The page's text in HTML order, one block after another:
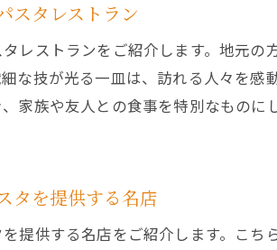
絶品パスタ
川口市でパ
パスタ通が
川口市のシ
スタレストラン
レストランをご紹介します。地元
な技が光る一皿は、訪れる人々を
家族や友人との食事を特別なもの
タを提供する名店
提供する名店をご紹介します。こ